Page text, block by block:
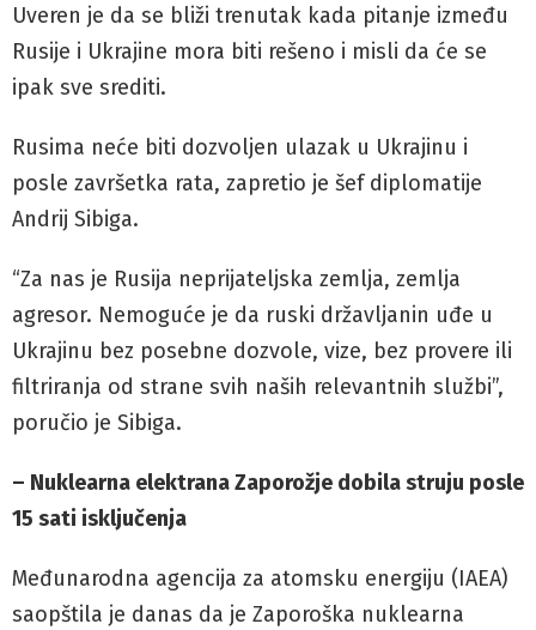
Uveren je da se bliži trenutak kada pitanje između
Rusije i Ukrajine mora biti rešeno i misli da će se
ipak sve srediti.
Rusima neće biti dozvoljen ulazak u Ukrajinu i
posle završetka rata, zapretio je šef diplomatije
Andrij Sibiga.
“Za nas je Rusija neprijateljska zemlja, zemlja
agresor. Nemoguće je da ruski državljanin uđe u
Ukrajinu bez posebne dozvole, vize, bez provere ili
filtriranja od strane svih naših relevantnih službi”,
poručio je Sibiga.
– Nuklearna elektrana Zaporožje dobila struju posle
15 sati isključenja
Međunarodna agencija za atomsku energiju (IAEA)
saopštila je danas da je Zaporoška nuklearna